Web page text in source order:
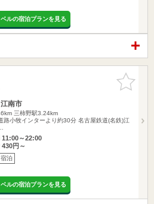
ルの宿泊プランを見る
お気に入
りに追加
南市
三柿野駅3.24km
路小牧インターより約30分 名古屋鉄道(名鉄)江
11:00～22:00
430円～
宿泊
ルの宿泊プランを見る